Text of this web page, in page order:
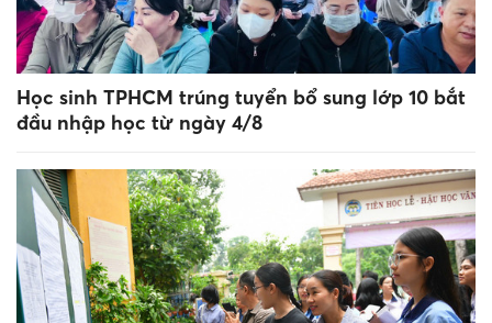
Học sinh TPHCM trúng tuyển bổ sung lớp 10 bắt
đầu nhập học từ ngày 4/8